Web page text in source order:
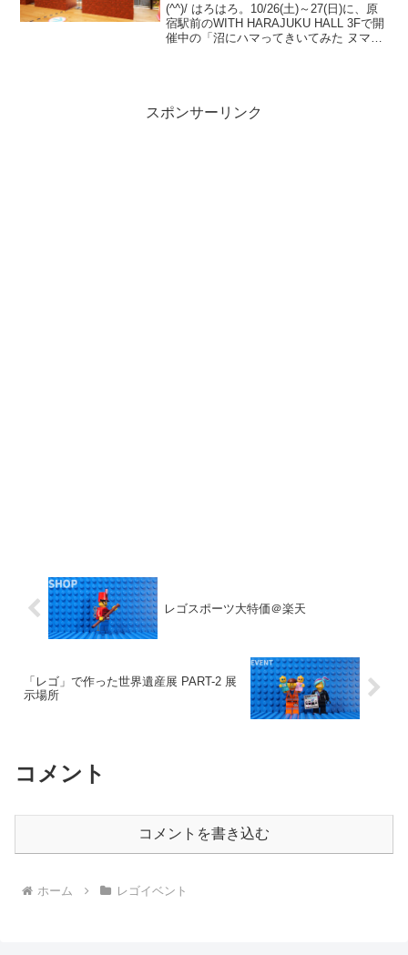
(^^)/ はろはろ。10/26(土)～27(日)に、原
宿駅前のWITH HARAJUKU HALL 3Fで開
催中の「沼にハマってきいてみた ヌマー
スポンサーリンク
レゴスポーツ大特価＠楽天
「レゴ」で作った世界遺産展 PART-2 展
示場所
コメント
コメントを書き込む
ホーム レゴイベント